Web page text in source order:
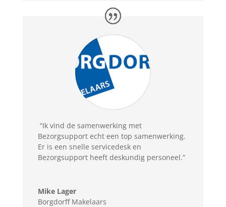
“Ik vind de samenwerking met
Bezorgsupport echt een top samenwerking.
Er is een snelle servicedesk en
Bezorgsupport heeft deskundig personeel.”
Mike Lager
Borgdorff Makelaars